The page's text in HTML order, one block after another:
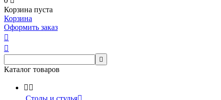
Корзина пуста
Корзина
Оформить заказ



Каталог товаров
 
Столы и стулья